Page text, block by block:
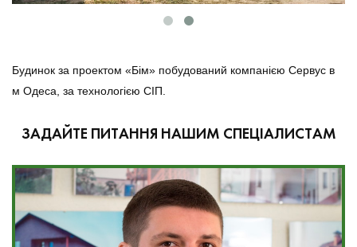
Будинок за проектом «Бім» побудований компанією Сервус в
м Одеса, за технологією СІП.
ЗАДАЙТЕ ПИТАННЯ НАШИМ СПЕЦІАЛИСТАМ